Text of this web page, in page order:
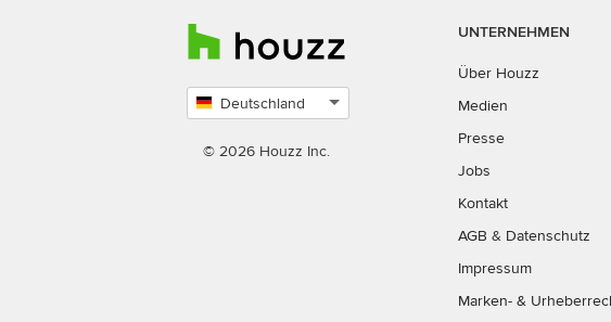
Deutschland
auswählen
© 2026 Houzz Inc.
UNTERNEHMEN
Über Houzz
Medien
Presse
Jobs
Kontakt
AGB & Datenschutz
Impressum
Marken- &